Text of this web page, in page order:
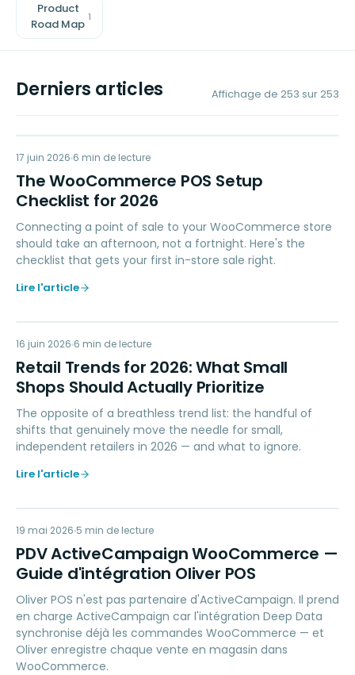
Product
Road Map
1
Derniers articles Affichage de 253 sur253
WP
POINT OF SALE
17 juin 2026 6 min de lecture
The WooCommerce POS Setup
Checklist for 2026
Connecting a point of sale to your WooCommerce store
should take an afternoon, not a fortnight. Here's the
checklist that gets your first in-store sale right.
Lire l'article
RT
RETAIL TIPS & TRENDS
16 juin 2026 6 min de lecture
Retail Trends for 2026: What Small
Shops Should Actually Prioritize
The opposite of a breathless trend list: the handful of
shifts that genuinely move the needle for small,
independent retailers in 2026 — and what to ignore.
Lire l'article
PA
MARKETING
19 mai 2026 5 min de lecture
PDV ActiveCampaign WooCommerce —
Guide d'intégration Oliver POS
Oliver POS n'est pas partenaire d'ActiveCampaign. Il prend
en charge ActiveCampaign car l'intégration Deep Data
synchronise déjà les commandes WooCommerce — et
Oliver enregistre chaque vente en magasin dans
WooCommerce.